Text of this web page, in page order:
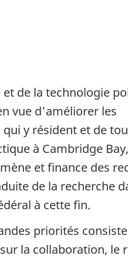
de la technologie
vue d'améliorer les
y résident et de
à Cambridge
et finance des
de la recherche
à cette fin.
priorités
la collaboration, le